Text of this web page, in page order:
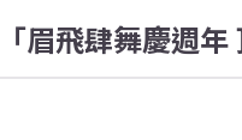
「眉飛肆舞慶週